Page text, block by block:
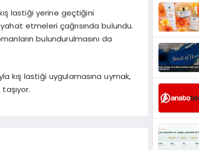
lastiği yerine geçtiğini
etmeleri çağrısında bulundu.
bulundurulmasını da
kış lastiği uygulamasına uymak,